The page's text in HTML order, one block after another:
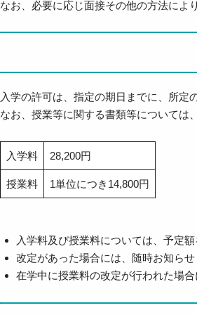
なお、必要に応じ面接その他の方法によ
入学の許可は、指定の期日までに、所定
なお、授業等に関する書類等については
入学料 28,200円
授業料 1単位につき14,800円
入学料及び授業料については、予定額
改定があった場合には、随時お知らせ
在学中に授業料の改定が行われた場